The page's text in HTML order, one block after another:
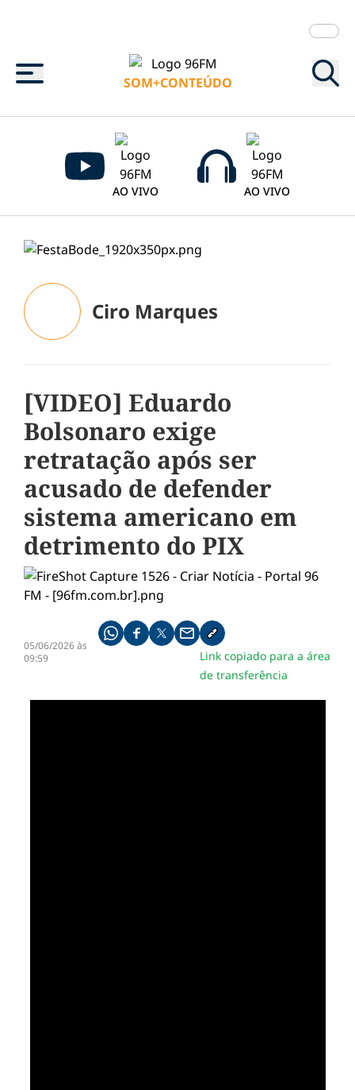
Menu
SOM+CONTEÚDO
AO VIVO AO VIVO
Ciro Marques
[VIDEO] Eduardo
Bolsonaro exige
retratação após ser
acusado de defender
sistema americano em
detrimento do PIX
05/06/2026 às
09:59
Compartilhe pelo whatsapp
Compartilhar no facebook
Compartilhar no twitter
Compartilhe pelo email
Copiar link da notícia
Link copiado para a área
de transferência